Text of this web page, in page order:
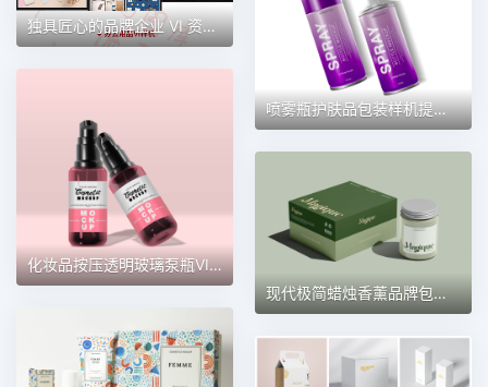
独具匠心的品牌企业 VI 资源：PSD 分层素材，智能贴图塑造个性 LOGO 包装
化妆品按压透明玻璃泵瓶VI智能贴图样机展示效果模板样机 第159期
喷雾瓶护肤品包装样机提案效果图展示VI智能贴图样机 第156期
现代极简蜡烛香薰品牌包装盒纸盒样机 第128期